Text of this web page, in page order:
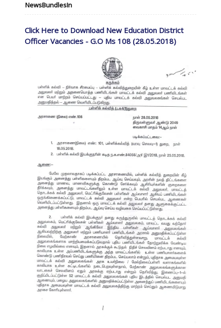
NewsBundlesIn
Click Here to Download New Education District
Officer Vacancies - G.O Ms 108 (28.05.2018)